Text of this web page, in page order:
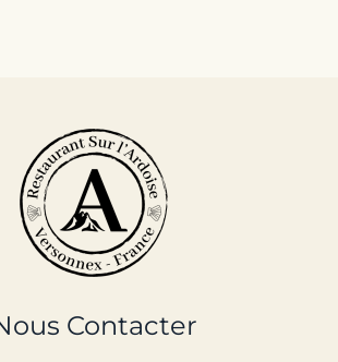
Contacter